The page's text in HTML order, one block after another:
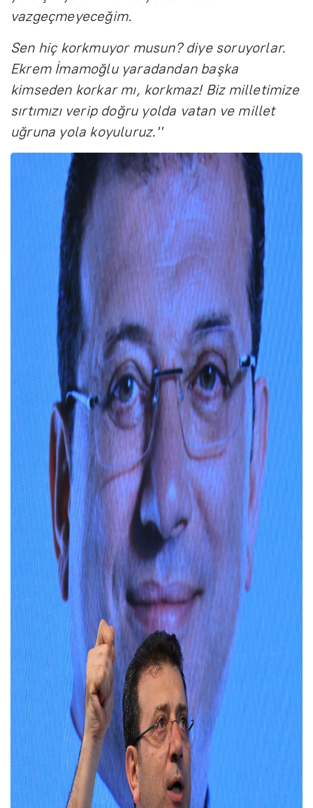
vazgeçmeyeceğim.
Sen hiç korkmuyor musun? diye soruyorlar.
Ekrem İmamoğlu yaradandan başka
kimseden korkar mı, korkmaz! Biz milletimize
sırtımızı verip doğru yolda vatan ve millet
uğruna yola koyuluruz.''